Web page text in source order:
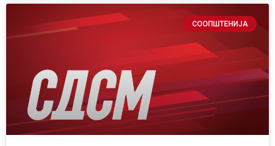
СООПШТЕНИЈА